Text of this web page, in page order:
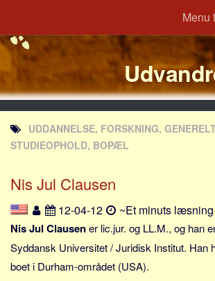
Menu
Portal
Udvandrerne.dk
Utvandrerne.no
Utvandrarna.se
Tyskland.dk
Rusland.dk
JLKM.dk
Lande
Tyrkiet
Spanien
UDDANNELSE, FORSKNING,
STUDIEOPHOLD, BOPÆL
Nis Jul Clausen
12-04-12 ~Et minuts læsning
Nis Jul Clausener lic.jur. og LL.M., og han
Syddansk Universitet / Juridisk Institut. Han
boet i Durham-området (USA).